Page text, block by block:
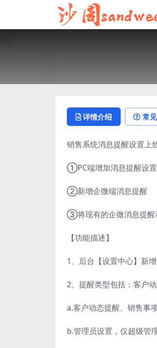
详情介绍 常
销售系统消息提醒设置上
①PC端增加消息提醒设置
②新增企微端消息提醒
③将现有的企微消息提醒
【功能描述】
1、后台【设置中心】新增
2、提醒类型包括：客户
a.客户动态提醒、销售事
b.管理员设置，仅超级管